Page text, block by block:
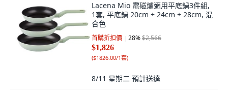
Lacena Mio 電磁爐適用平底鍋3件組,
1套, 平底鍋 20cm + 24cm + 28cm, 混
合色
首購折扣價 28%$2,566
$1,826
($1826.00/1套)
8/11 星期二 預計送達